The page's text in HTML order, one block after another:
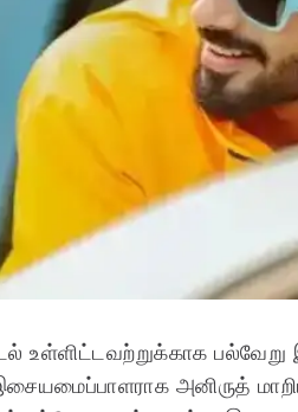
உள்ளிட்டவற்றுக்காக பல்வேறு
அனிருத்